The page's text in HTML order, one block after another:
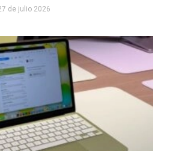
de julio 2026